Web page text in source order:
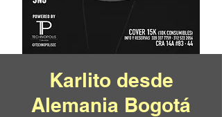
Karlito desde
Alemania Bogotá